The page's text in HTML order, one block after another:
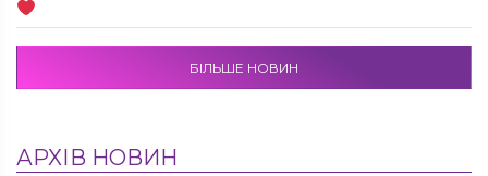
БІЛЬШЕ НОВИН
АРХІВ НОВИН